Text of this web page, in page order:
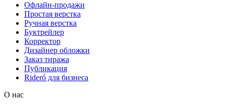
Офлайн-продажи
Простая верстка
Ручная верстка
Буктрейлер
Корректор
Дизайнер обложки
Заказ тиража
Публикация
Rideró для бизнеса
О нас